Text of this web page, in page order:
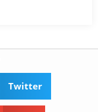
Twitter